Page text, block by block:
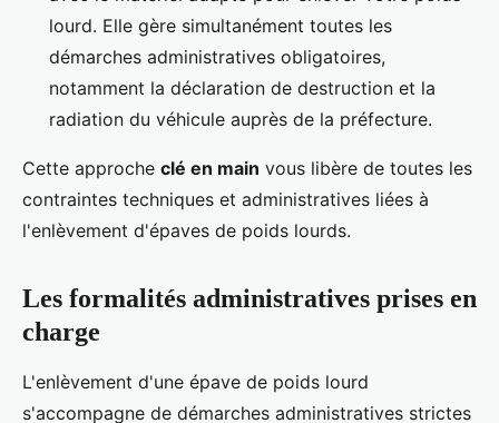
lourd. Elle gère simultanément toutes les
démarches administratives obligatoires,
notamment la déclaration de destruction et la
radiation du véhicule auprès de la préfecture.
Cette approche clé en main vous libère de toutes les
contraintes techniques et administratives liées à
l'enlèvement d'épaves de poids lourds.
Les formalités administratives prises en
charge
L'enlèvement d'une épave de poids lourd
s'accompagne de démarches administratives strictes